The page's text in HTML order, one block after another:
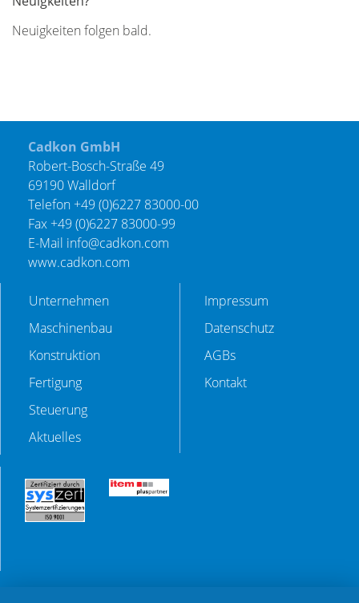
Neuigkeiten folgen bald.
Cadkon GmbH
Robert-Bosch-Straße 49
69190 Walldorf
Telefon +49 (0)6227 83000-00
Fax +49 (0)6227 83000-99
E-Mail info@cadkon.com
www.cadkon.com
Unternehmen
Maschinenbau
Konstruktion
Fertigung
Steuerung
Aktuelles
Impressum
Datenschutz
AGBs
Kontakt